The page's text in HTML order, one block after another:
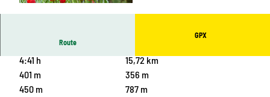
gebirge
Route
GPX
4:41 h
15,72 km
401 m
356 m
450 m
787 m